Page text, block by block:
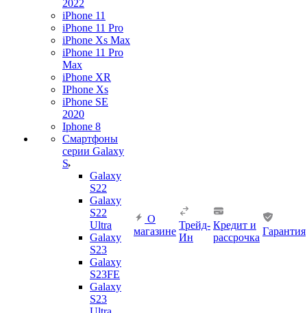
2022
iPhone 11
iPhone 11 Pro
iPhone Xs Max
iPhone 11 Pro
Max
iPhone XR
IPhone Xs
iPhone SE
2020
Iphone 8
Смартфоны
серии Galaxy
S
Galaxy
S22
Galaxy
S22
Ultra
Galaxy
S23
Galaxy
S23FE
Galaxy
S23
О
магазине
Трейд-
Ин
Кредит и
рассрочка
Гарантия